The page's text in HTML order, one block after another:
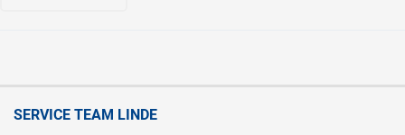
SERVICE TEAM LINDE